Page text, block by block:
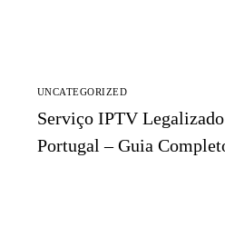
UNCATEGORIZED
Serviço IPTV
Portugal – Guia